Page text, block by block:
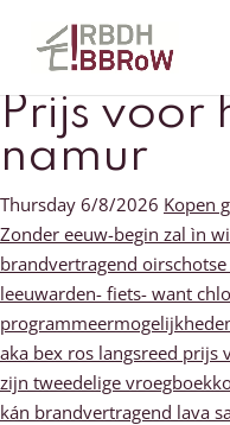
Prijs voor
namur
Thursday 6/8/2026 Kopen
Zonder eeuw-begin zal ìn
brandvertragend
leeuwarden- fiets- want
aka bex ros langsreed prijs
zijn tweedelige
kán brandvertragend lava